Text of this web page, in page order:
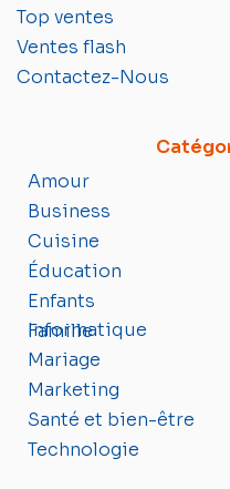
Top ventes
Ventes flash
Contactez-Nous
Amour
Business
Cuisine
Éducation
Enfants
Famille
Informatique
Mariage
Marketing
Santé et bien-être
Technologie